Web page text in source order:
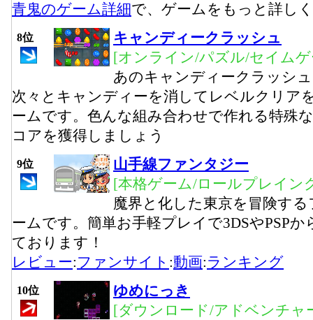
青鬼のゲーム詳細で、ゲームをもっと詳し
8位
キャンディークラッシュ
[オンライン/パズル/セイム
あのキャンディークラッシ
次々とキャンディーを消してレベルクリア
ームです。色んな組み合わせで作れる特殊
コアを獲得しましょう
9位
山手線ファンタジー
[本格ゲーム/ロールプレイン
魔界と化した東京を冒険す
ームです。簡単お手軽プレイで3DSやPSP
ております！
レビュー:ファンサイト :動画:ランキング
10位
ゆめにっき
[ダウンロード/アドベンチャ